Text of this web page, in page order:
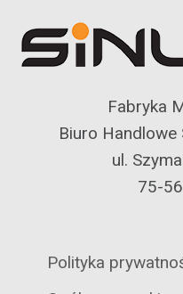
Fabryka
Biuro Handlowe
ul.
75-
Polityka